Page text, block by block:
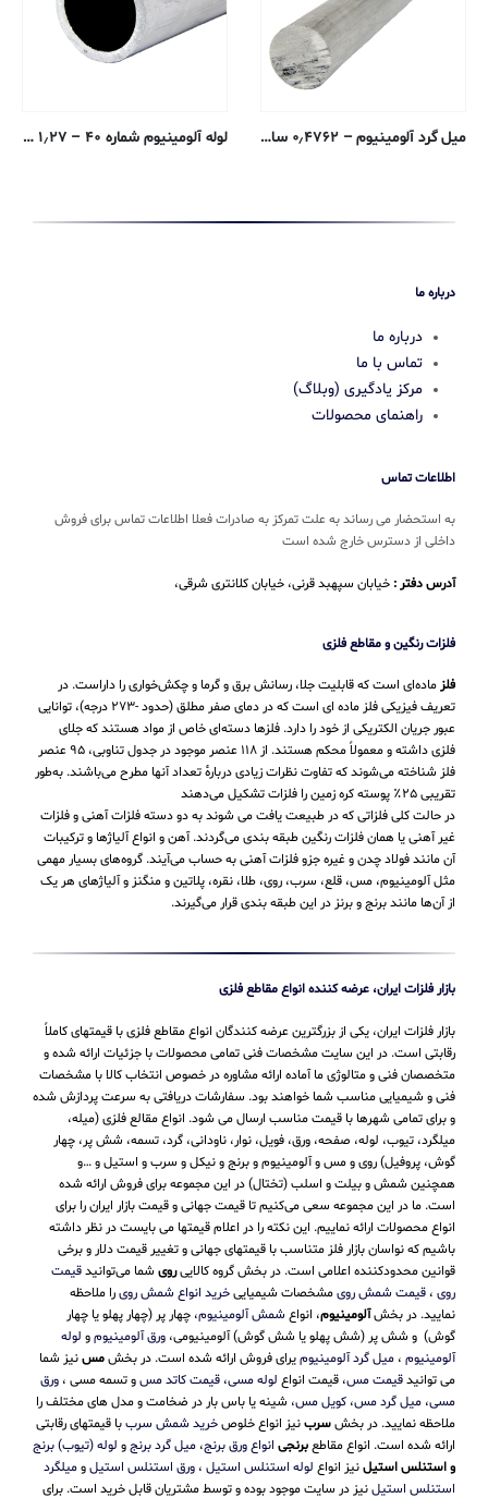
میل گرد آلومینیوم – ۰٫۴۷۶۲ سانتی متری – ۶۰۶۱-T6 پوشش خنک کننده لوله آلومینیوم شماره ۴۰ – ۱٫۲۷ سانتی متری – ۶۰۶۱-T6 اکسترود شده
درباره ما
درباره ما
تماس با ما
مرکز یادگیری (وبلاگ)
راهنمای محصولات
اطلاعات تماس
به استحضار می رساند به علت تمرکز به صادرات فعلا اطلاعات تماس برای فروش
داخلی از دسترس خارج شده است
آدرس دفتر : خیابان سپهبد قرنی، خیابان کلانتری شرقی،
فلزات رنگین و مقاطع فلزی
فلزماده‌ای است که قابلیت جلا، رسانش برق و گرما و چکش‌خواری را داراست. در
تعریف فیزیکی فلز ماده ای است که در دمای صفر مطلق (حدود -۲۷۳ درجه)، توانایی
عبور جریان الکتریکی از خود را دارد. فلزها دسته‌ای خاص از مواد هستند که جلای
فلزی داشته و معمولاً محکم هستند. از ۱۱۸ عنصر موجود در جدول تناوبی، ۹۵ عنصر
فلز شناخته می‌شوند که تفاوت نظرات زیادی دربارهٔ تعداد آنها مطرح می‌باشند. به‌طور
تقریبی ۲۵٪ پوسته کره زمین را فلزات تشکیل می‌دهند
در حالت کلی فلزاتی که در طبیعت یافت می شوند به دو دسته فلزات آهنی و فلزات
غیر آهنی یا همان فلزات رنگین طبقه بندی می‌گردند. آهن و انواع آلیاژها و ترکیبات
آن مانند فولاد چدن و غیره جزو فلزات آهنی به حساب می‌‌آیند. گروه‌های بسیار مهمی
مثل آلومینیوم، مس، قلع، سرب، روی، طلا، نقره، پلاتین و منگنز و آلیاژهای هر یک
از آن‌ها مانند برنج و برنز در این طبقه‌ بندی قرار می‌‌گیرند.
بازار فلزات ایران، عرضه کننده انواع مقاطع فلزی
بازار فلزات ایران، یکی از بزرگترین عرضه کنندگان انواع مقاطع فلزی با قیمتهای کاملاً
رقابتی است. در این سایت مشخصات فنی تمامی محصولات با جزئیات ارائه شده و
متخصصان فنی و متالوژی ما آماده ارائه مشاوره در خصوص انتخاب کالا با مشخصات
فنی و شیمیایی مناسب شما خواهند بود. سفارشات دریافتی به سرعت پردازش شده
و برای تمامی شهرها با قیمت مناسب ارسال می شود. انواع مقالع فلزی (میله،
میلگرد، تیوب، لوله، صفحه، ورق، فویل، نوار، ناودانی، گرد، تسمه، شش پر، چهار
گوش، پروفیل) روی و مس و آلومینیوم و برنج و نیکل و سرب و استیل و …و
همچنین شمش و بیلت و اسلب (تختال) در این مجموعه برای فروش ارائه شده
است. ما در این مجموعه سعی می‌کنیم تا قیمت جهانی و قیمت بازار ایران را برای
انواع محصولات ارائه نماییم. این نکته را در اعلام قیمتها می بایست در نظر داشته
باشیم که نواسان بازار فلز متناسب با قیمتهای جهانی و تغییر قیمت دلار و برخی
قوانین محدودکننده اعلامی است. در بخش گروه کالاییروی شما می‌توانیدقیمت
روی ، قیمت شمش رویمشخصات شیمیاییخرید انواع شمش رویرا ملاحظه
نمایید. در بخشآلومینیوم، انواع شمش آلومینیوم، چهار پر (چهار پهلو یا چهار
گوش) و شش پر (شش پهلو یا شش گوش) آلومینیومی، ورق آلومینیومو لوله
آلومینیوم ، میل گرد آلومینیومیرای فروش ارائه شده است. در بخشمسنیز شما
می توانیدقیمت مس، قیمت انواع لوله مسی، قیمت کاتد مسو تسمه مسی ، ورق
مسی، میل گرد مس، کویل مس، شینه یا باس بار در ضخامت و مدل های مختلف را
ملاحظه نمایید. در بخشسربنیز انواع خلوصخرید شمش سرببا قیمتهای رقابتی
ارائه شده است. انواع مقاطعبرنجی انواع ورق برنج، میل گرد برنجو لوله (تیوب) برنج
و استنلس استیلنیز انواع لوله استنلس استیل ، ورق استنلس استیلومیلگرد
استنلس استیلنیز در سایت موجود بوده و توسط مشتریان قابل خرید است. برای